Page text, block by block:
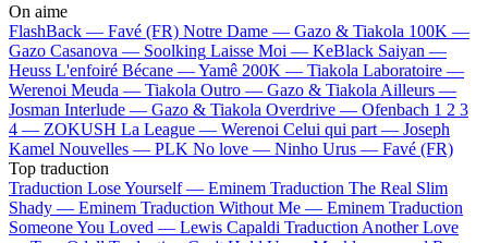
On aime
FlashBack — Favé (FR) Notre Dame — Gazo & Tiakola 100K —
Gazo Casanova — Soolking Laisse Moi — KeBlack Saiyan —
Heuss L'enfoiré Bécane —Yamê 200K — Tiakola Laboratoire —
Werenoi Meuda — Tiakola Outro — Gazo & Tiakola Ailleurs —
Josman Interlude — Gazo & Tiakola Overdrive — Ofenbach 1 2 3
4 — ZOKUSH La League — Werenoi Celui qui part — Joseph
Kamel Nouvelles — PLK No love — Ninho Urus — Favé (FR)
Top traduction
Traduction Lose Yourself — Eminem Traduction The Real Slim
Shady — Eminem Traduction Without Me — Eminem Traduction
Someone You Loved — Lewis Capaldi Traduction Another Love